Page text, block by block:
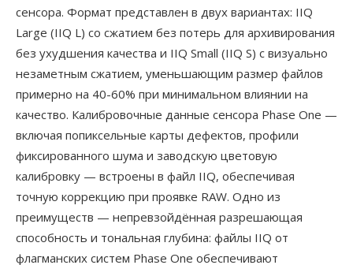
сенсора. Формат представлен в двух вариантах: IIQ
Large (IIQ L) со сжатием без потерь для архивирования
без ухудшения качества и IIQ Small (IIQ S) с визуально
незаметным сжатием, уменьшающим размер файлов
примерно на 40-60% при минимальном влиянии на
качество. Калибровочные данные сенсора Phase One —
включая попиксельные карты дефектов, профили
фиксированного шума и заводскую цветовую
калибровку — встроены в файл IIQ, обеспечивая
точную коррекцию при проявке RAW. Одно из
преимуществ — непревзойдённая разрешающая
способность и тональная глубина: файлы IIQ от
флагманских систем Phase One обеспечивают